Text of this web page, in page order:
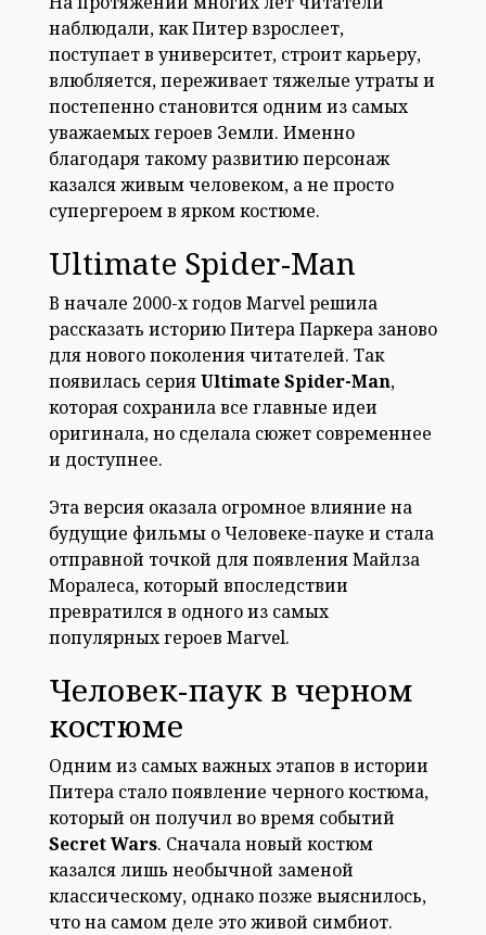
наблюдали, как Питер взрослеет,
поступает в университет, строит карьеру,
влюбляется, переживает тяжелые утраты и
постепенно становится одним из самых
уважаемых героев Земли. Именно
благодаря такому развитию персонаж
казался живым человеком, а не просто
супергероем в ярком костюме.
Ultimate Spider-Man
В начале 2000-х годов Marvel решила
рассказать историю Питера Паркера заново
для нового поколения читателей. Так
появилась серияUltimate Spider-Man,
которая сохранила все главные идеи
оригинала, но сделала сюжет современнее
и доступнее.
Эта версия оказала огромное влияние на
будущие фильмы о Человеке-пауке и стала
отправной точкой для появления Майлза
Моралеса, который впоследствии
превратился в одного из самых
популярных героев Marvel.
Человек-паук в черном
костюме
Одним из самых важных этапов в истории
Питера стало появление черного костюма,
который он получил во время событий
Secret Wars. Сначала новый костюм
казался лишь необычной заменой
классическому, однако позже выяснилось,
что на самом деле это живой симбиот.